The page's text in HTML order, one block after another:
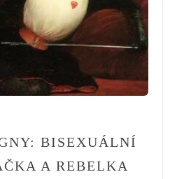
BISEXUÁLNÍ
A REBELKA